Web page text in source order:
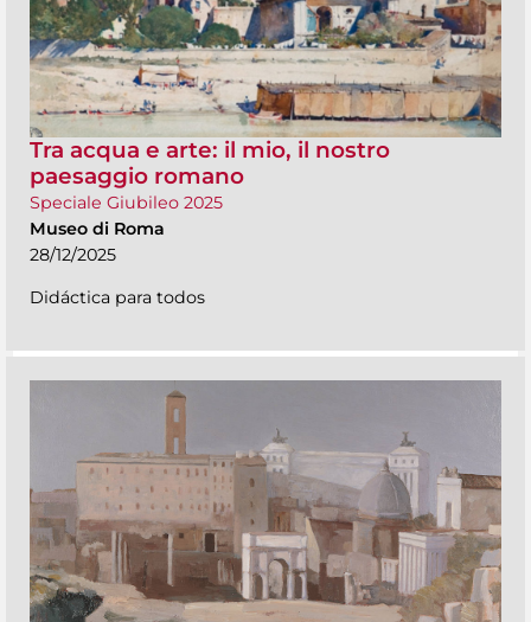
Tra acqua e arte: il mio, il nostro
paesaggio romano
Speciale Giubileo 2025
Museo di Roma
28/12/2025
Didáctica para todos